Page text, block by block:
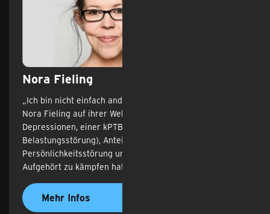
Nora Fieling
„Ich bin nicht einfach anders, ich bin krank“, schreibt
Nora Fieling auf ihrer Website. Nora hat Erfahrungen mit
Depressionen, einer kPTBS (komplexe Posttraumatische
Belastungsstörung), Anteilen einer Borderline-
Persönlichkeitsstörung und einer Angststörung.
Aufgehört zu kämpfen hat sie aber noch nie.
Mehr Infos